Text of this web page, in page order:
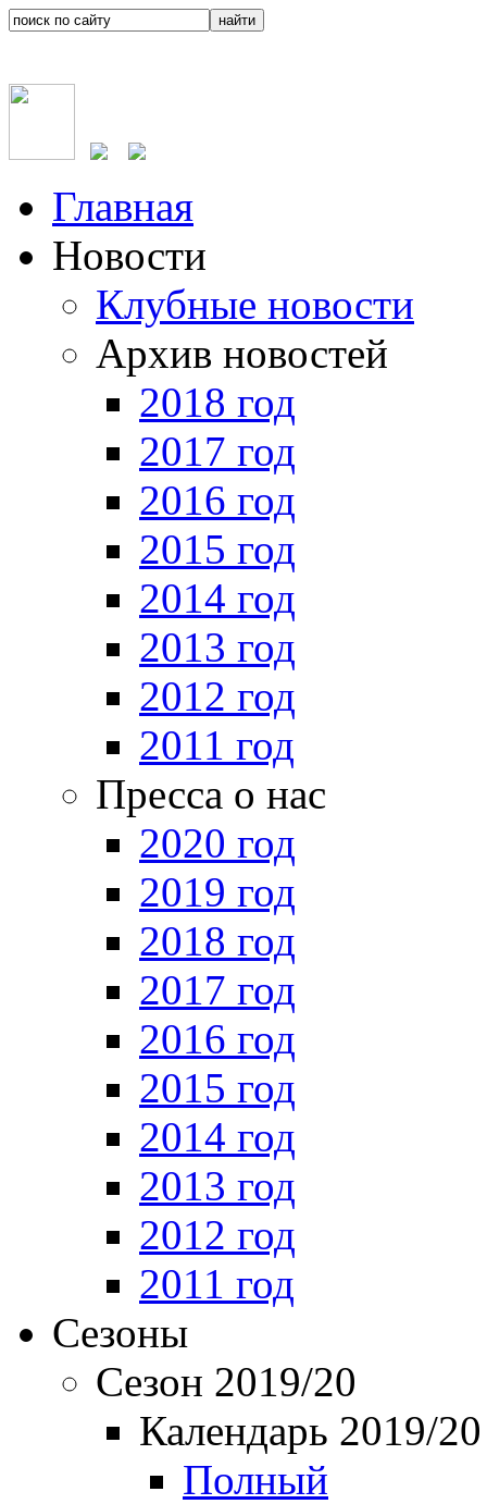
Главная
Новости
Клубные новости
Архив новостей
2018 год
2017 год
2016 год
2015 год
2014 год
2013 год
2012 год
2011 год
Пресса о нас
2020 год
2019 год
2018 год
2017 год
2016 год
2015 год
2014 год
2013 год
2012 год
2011 год
Сезоны
Сезон 2019/20
Календарь 2019/20
Полный